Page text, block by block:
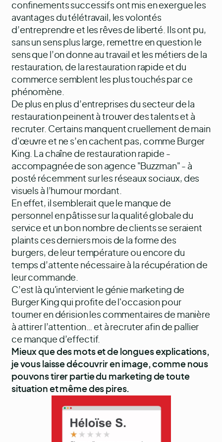
confinements successifs ont mis en exergue les
avantages du télétravail, les volontés
d’entreprendre et les rêves de liberté. Ils ont pu,
sans un sens plus large, remettre en question le
sens que l’on donne au travail et les métiers de la
restauration, de la restauration rapide et du
commerce semblent les plus touchés par ce
phénomène.
De plus en plus d’entreprises du secteur de la
restauration peinent à trouver des talents et à
recruter. Certains manquent cruellement de main
d'œuvre et ne s’en cachent pas, comme Burger
King. La chaîne de restauration rapide -
accompagnée de son agence "Buzzman" - à
posté récemment sur les réseaux sociaux, des
visuels à l’humour mordant.
En effet, il semblerait que le manque de
personnel en pâtisse sur la qualité globale du
service et un bon nombre de clients se seraient
plaints ces derniers mois de la forme des
burgers, de leur température ou encore du
temps d’attente nécessaire à la récupération de
leur commande.
C’est là qu'intervient le génie marketing de
Burger King qui profite de l'occasion pour
tourner en dérision les commentaires de manière
à attirer l’attention… et à recruter afin de pallier
ce manque d’effectif.
Mieux que des mots et de longues explications,
je vous laisse découvrir en image, comme nous
pouvons tirer partie du marketing de toute
situation et même des pires.